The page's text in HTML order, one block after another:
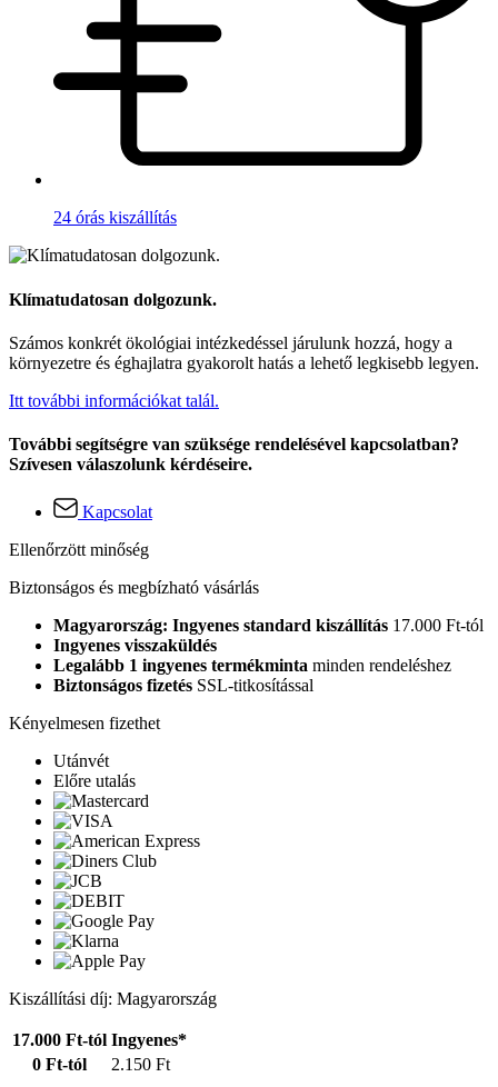
24 órás kiszállítás
Klímatudatosan dolgozunk.
Számos konkrét ökológiai intézkedéssel járulunk hozzá, hogy a
környezetre és éghajlatra gyakorolt hatás a lehető legkisebb legyen.
Itt további információkat talál.
További segítségre van szüksége rendelésével kapcsolatban?
Szívesen válaszolunk kérdéseire.
Kapcsolat
Ellenőrzött minőség
Biztonságos és megbízható vásárlás
Magyarország: Ingyenes standard kiszállítás 17.000 Ft-tól
Ingyenes visszaküldés
Legalább 1 ingyenes termékminta minden rendeléshez
Biztonságos fizetés SSL-titkosítással
Kényelmesen fizethet
Utánvét
Előre utalás
Kiszállítási díj: Magyarország
17.000 Ft-tól Ingyenes*
0 Ft-tól
2.150 Ft